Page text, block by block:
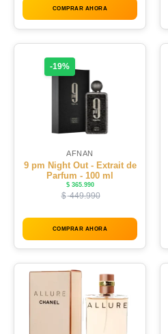
COMPRAR AHORA
-19%
AFNAN
9 pm Night Out - Extrait de
Parfum - 100 ml
$365.990
$449.990
COMPRAR AHORA